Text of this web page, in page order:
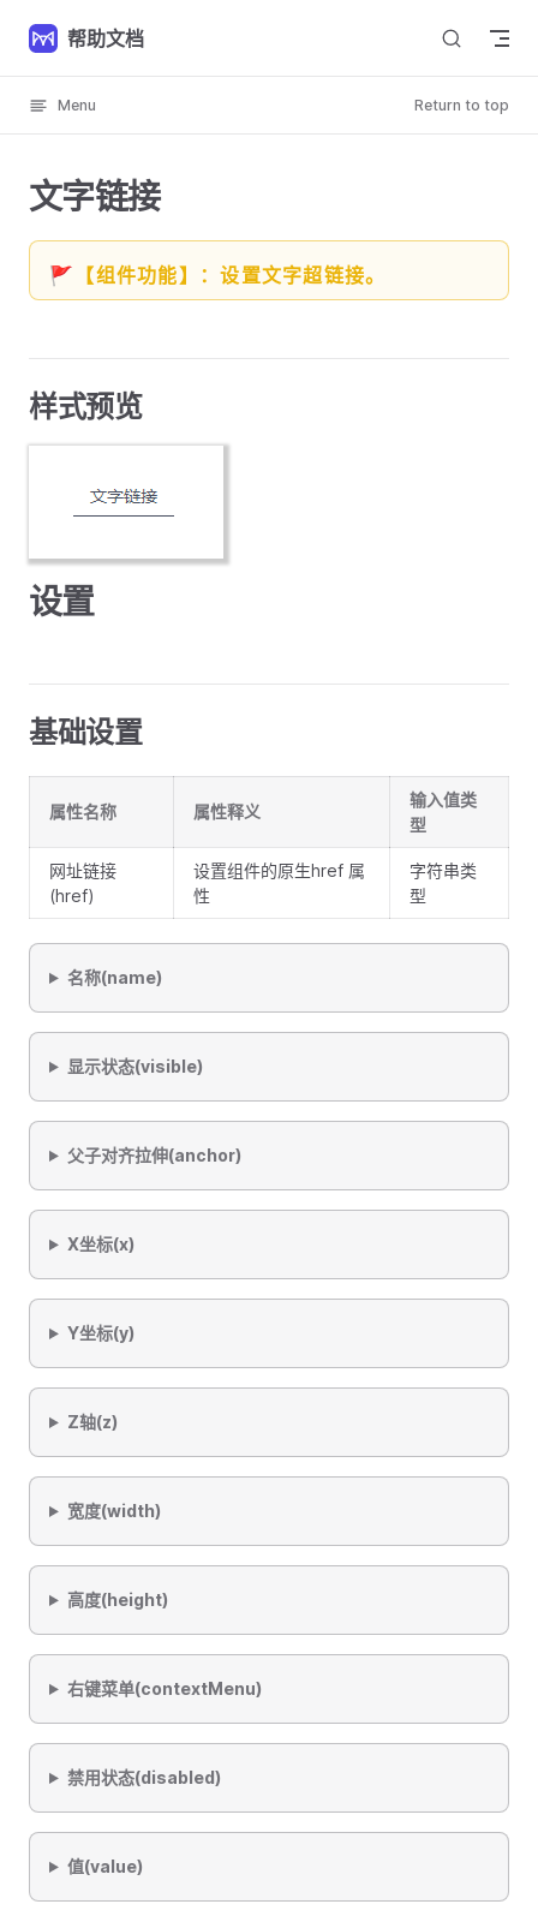
Skip to content
帮助文档
Menu Return to top
文字链接
🚩【组件功能】：设置文字超链接。
样式预览
设置
基础设置
属性名称 属性释义
输入值类
型
网址链接
(href)
设置组件的原生href 属
性
字符串类
型
名称(name)
显示状态(visible)
父子对齐拉伸(anchor)
X坐标(x)
Y坐标(y)
Z轴(z)
宽度(width)
高度(height)
右键菜单(contextMenu)
禁用状态(disabled)
值(value)